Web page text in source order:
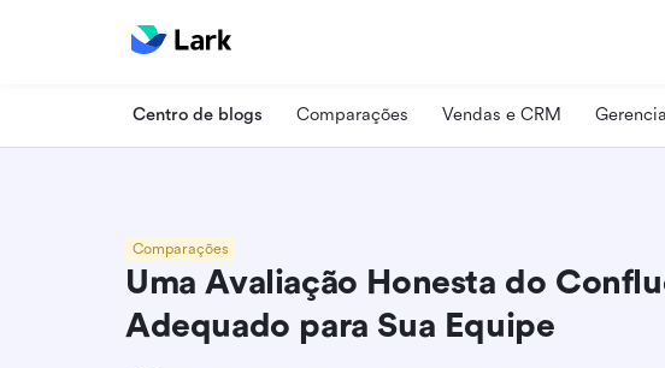
Centro de blogs Comparações Vendas e CRM
Comparações
Uma Avaliação Honesta do
Adequado para Sua Equipe